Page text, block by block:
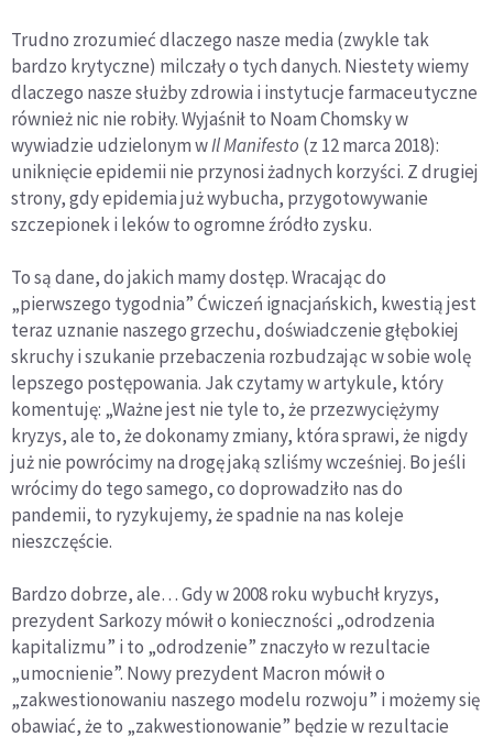
Trudno zrozumieć dlaczego nasze media (zwykle tak
bardzo krytyczne) milczały o tych danych. Niestety wiemy
dlaczego nasze służby zdrowia i instytucje farmaceutyczne
również nic nie robiły. Wyjaśnił to Noam Chomsky w
wywiadzie udzielonym wIl Manifesto (z 12 marca 2018):
uniknięcie epidemii nie przynosi żadnych korzyści. Z drugiej
strony, gdy epidemia już wybucha, przygotowywanie
szczepionek i leków to ogromne źródło zysku.
To są dane, do jakich mamy dostęp. Wracając do
„pierwszego tygodnia” Ćwiczeń ignacjańskich, kwestią jest
teraz uznanie naszego grzechu, doświadczenie głębokiej
skruchy i szukanie przebaczenia rozbudzając w sobie wolę
lepszego postępowania. Jak czytamy w artykule, który
komentuję: „Ważne jest nie tyle to, że przezwyciężymy
kryzys, ale to, że dokonamy zmiany, która sprawi, że nigdy
już nie powrócimy na drogę jaką szliśmy wcześniej. Bo jeśli
wrócimy do tego samego, co doprowadziło nas do
pandemii, to ryzykujemy, że spadnie na nas koleje
nieszczęście.
Bardzo dobrze, ale… Gdy w 2008 roku wybuchł kryzys,
prezydent Sarkozy mówił o konieczności „odrodzenia
kapitalizmu” i to „odrodzenie” znaczyło w rezultacie
„umocnienie”. Nowy prezydent Macron mówił o
„zakwestionowaniu naszego modelu rozwoju” i możemy się
obawiać, że to „zakwestionowanie” będzie w rezultacie